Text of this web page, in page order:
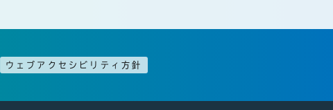
ウェブアクセシビリティ方針